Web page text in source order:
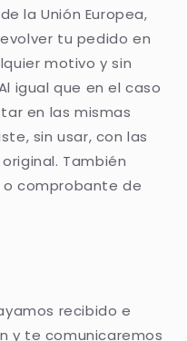
la Unión Europea,
tu pedido en
motivo y sin
igual que en el caso
en las mismas
sin usar, con las
También
comprobante de
recibido e
y te comunicaremos